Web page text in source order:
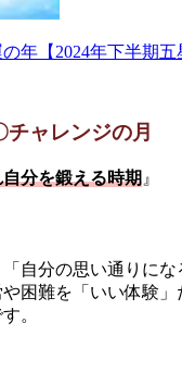
年【2024年下半期五
ャレンジの月
分を鍛える時期 』
自分の思い通りに
困難を「いい体験」
。